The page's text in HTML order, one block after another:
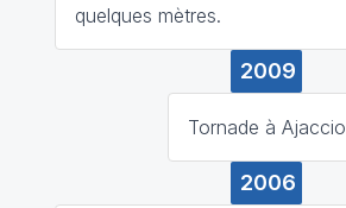
quelques mètres.
2009
Tornade à Ajaccio
2006